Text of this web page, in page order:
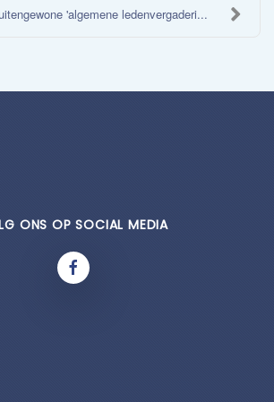
'algemene ledenvergaderi...
ONS OP SOCIAL MEDIA